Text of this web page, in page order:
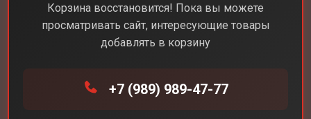
Планшеты Apple iPad Pro 11 M4 Wifi
Корзина восстановится! Пока вы можете
просматривать сайт, интересующие товары
добавлять в корзину
+7 (989) 989-47-77